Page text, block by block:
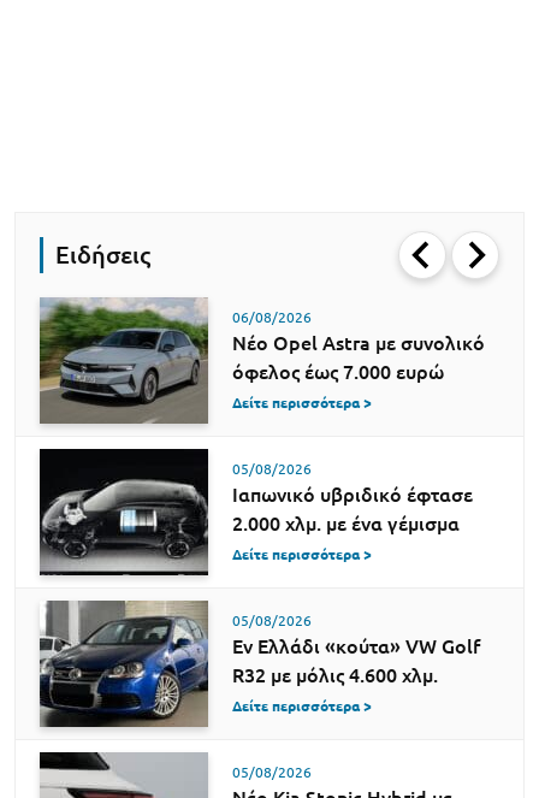
Ειδήσεις
06/08/2026
Νέο Opel Astra με συνολικό
όφελος έως 7.000 ευρώ
Δείτε περισσότερα >
05/08/2026
Ιαπωνικό υβριδικό έφτασε
2.000 χλμ. με ένα γέμισμα
Δείτε περισσότερα >
05/08/2026
Εν Ελλάδι «κούτα» VW Golf
R32 με μόλις 4.600 χλμ.
Δείτε περισσότερα >
05/08/2026